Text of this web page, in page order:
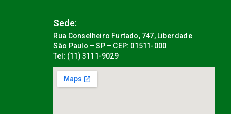
Sede:
Rua Conselheiro Furtado, 747, Liberdade
São Paulo – SP – CEP: 01511-000
Tel: (11) 3111-9029